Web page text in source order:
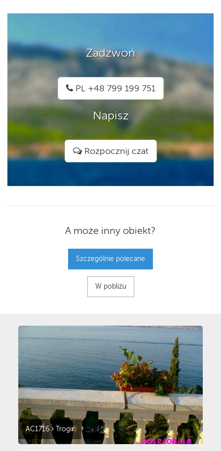
Zadzwoń
PL +48 799 199 751
Napisz
Rozpocznij czat
A może inny obiekt?
Szczególnie polecane
W pobliżu
AC1716 Trogir